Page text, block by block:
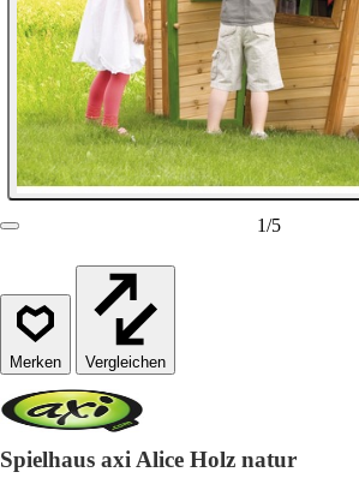
1/5
Vergleichen
Spielhaus axi Alice Holz natur